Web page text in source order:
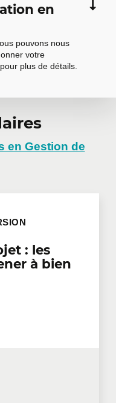
en
pouvons nous
votre
plus de détails.
par une
présentiel dans
virtuel, nous
aux
de groupes sont
en Gestion de
: les
à bien